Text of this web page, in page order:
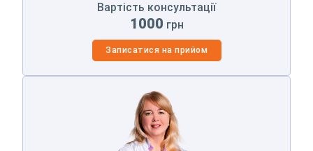
Вартість консультації
1000 грн
Записатися на прийом